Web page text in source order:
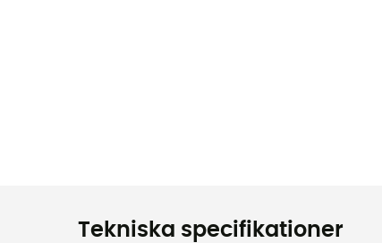
Tekniska specifikationer